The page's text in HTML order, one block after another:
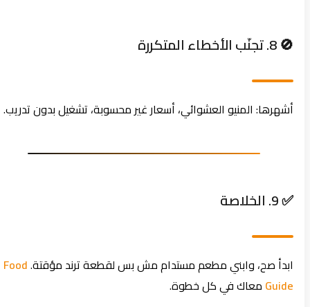
أشهرها: المنيو العشوائي، أسعار غير محسوبة، تشغيل بدون تدريب.
ابدأ صح، وابني مطعم مستدام مش بس لقطعة ترند مؤقتة.Food
Guideمعاك في كل خطوة.